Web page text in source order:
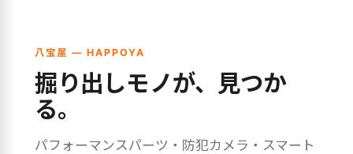
八宝屋 — HAPPOYA
掘り出しモノが、見つか
る。
パフォーマンスパーツ・防犯カメラ・スマート